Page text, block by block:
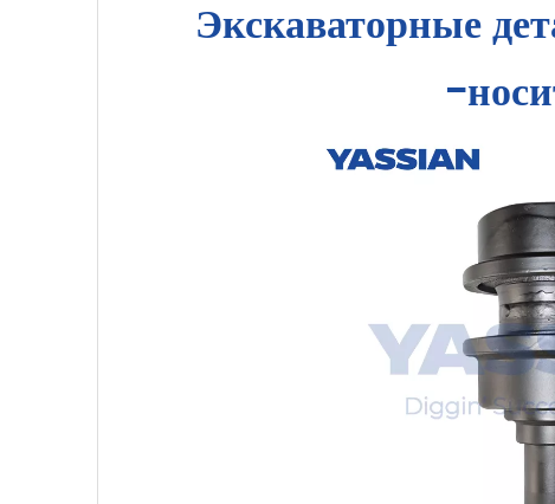
Экскаваторные
-